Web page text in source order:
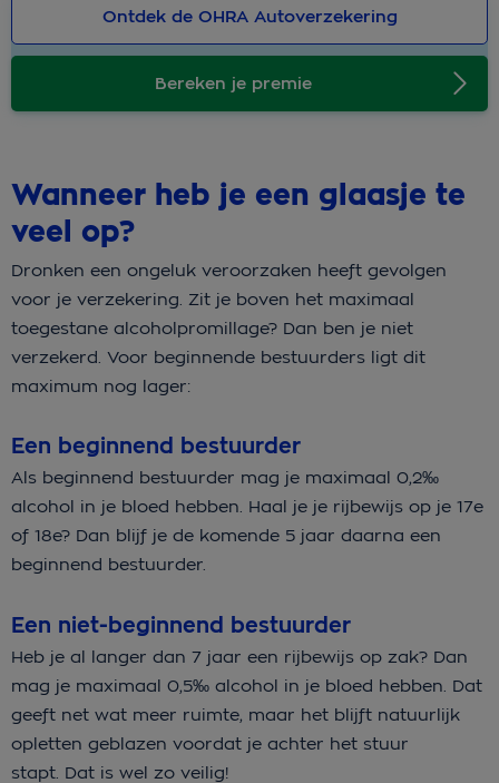
Ontdek de OHRA Autoverzekering
Bereken je premie
Wanneer heb je een glaasje te
veel op?
Dronken een ongeluk veroorzaken heeft gevolgen
voor je verzekering. Zit je boven het maximaal
toegestane alcoholpromillage? Dan ben je niet
verzekerd. Voor beginnende bestuurders ligt dit
maximum nog lager:
Een beginnend bestuurder
Als beginnend bestuurder mag je maximaal 0,2‰
alcohol in je bloed hebben. Haal je je rijbewijs op je 17e
of 18e? Dan blijf je de komende 5 jaar daarna een
beginnend bestuurder.
Een niet-beginnend bestuurder
Heb je al langer dan 7 jaar een rijbewijs op zak? Dan
mag je maximaal 0,5‰ alcohol in je bloed hebben. Dat
geeft net wat meer ruimte, maar het blijft natuurlijk
opletten geblazen voordat je achter het stuur
stapt. Dat is wel zo veilig!